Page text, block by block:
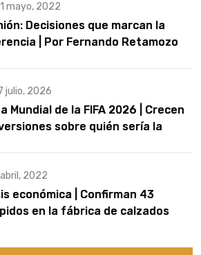
mayo, 2022
Decisiones que marcan la
| Por Fernando Retamozo
julio, 2026
Mundial de la FIFA 2026 | Crecen
sobre quién sería la
2022
económica | Confirman 43
en la fábrica de calzados